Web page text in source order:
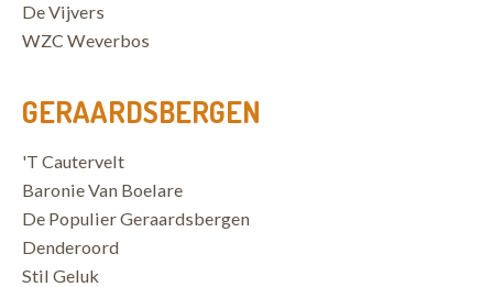
De Vijvers
WZC Weverbos
GERAARDSBERGEN
'T Cautervelt
Baronie Van Boelare
De Populier Geraardsbergen
Denderoord
Stil Geluk